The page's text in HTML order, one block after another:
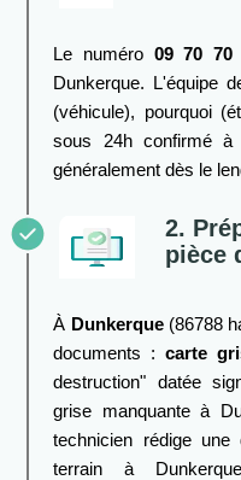
Le numéro 09 70 70
Dunkerque. L'équipe
(véhicule), pourquoi
sous 24h confirmé à
généralement dès le
2.
pièce
À Dunkerque(86788
documents :carte
destruction" datée
grise manquante à
technicien rédige
terrain à